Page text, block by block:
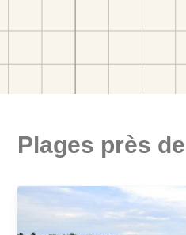
Plages près